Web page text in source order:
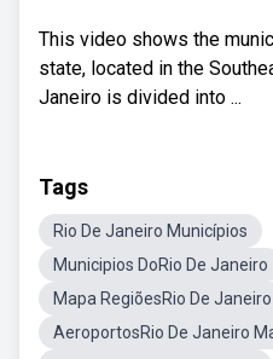
This video shows the
state, located in the
Janeiro is divided into ...
Tags
Rio De Janeiro Municípios
Municipios DoRio De Janeiro
Mapa RegiõesRio De Janeiro
AeroportosRio De Janeiro